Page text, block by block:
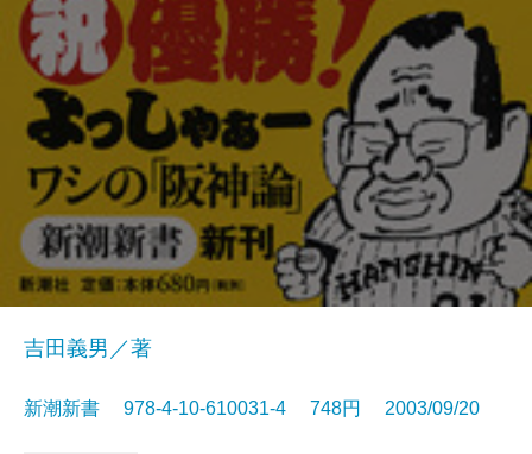
吉田義男／著
新潮新書 978-4-10-610031-4 748円 2003/09/20